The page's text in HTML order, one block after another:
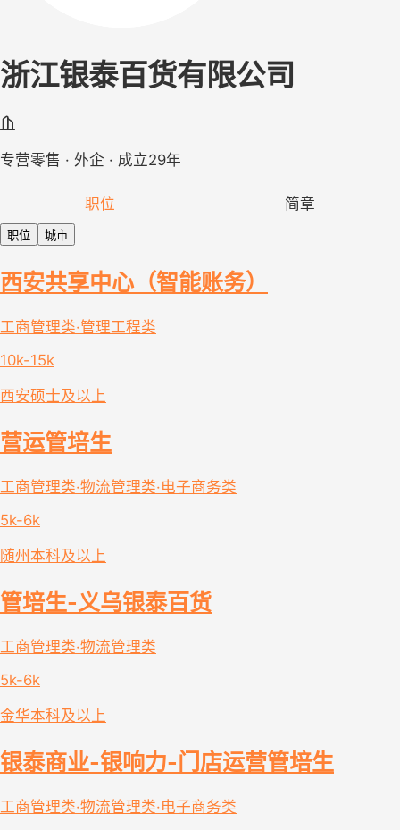
浙江银泰百货有限公司
专营零售 · 外企 · 成立29年
职位 简章
职位 城市
西安共享中心（智能账务）
工商管理类·管理工程类
10k-15k
西安硕士及以上
营运管培生
工商管理类·物流管理类·电子商务类
5k-6k
随州 本科及以上
管培生-义乌银泰百货
工商管理类·物流管理类
5k-6k
金华本科及以上
银泰商业-银响力-门店运营管培生
工商管理类·物流管理类·电子商务类